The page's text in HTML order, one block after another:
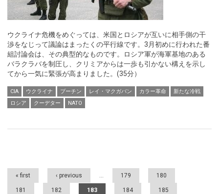
ウクライナ危機をめぐっては、米国とロシアが互いに相手側の干
渉をなじって議論はまったくの平行線です。3月初めに行われた番
組討論会は、その典型的なものです。ロシア軍が海軍基地のある
バラクラバを制圧し、クリミアからは一歩も引かない構えを示し
てから一気に緊張が高まりました。(35分）
CIA ウクライナ プーチン レイ・マクガバン カラー革命
新たな冷戦
ロシア
クーデター NATO
Pages
« first ‹ previous … 179 180
181 182 183 184 185